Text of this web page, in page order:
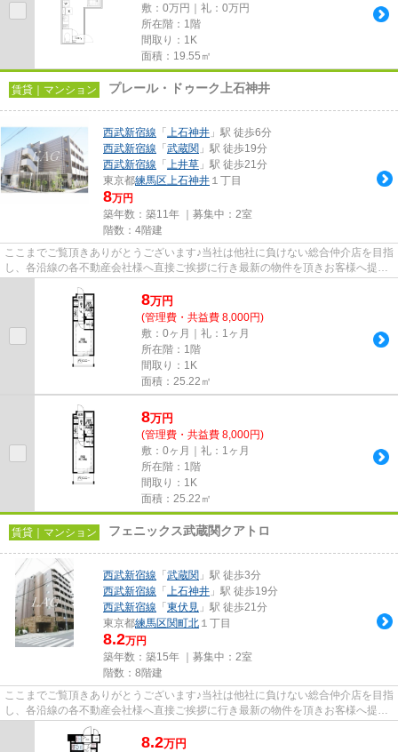
敷：0万円｜礼：0万円
所在階：1階
間取り：1K
面積：19.55㎡
賃貸｜マンション プレール・ドゥーク上石神井
西武新宿線 「 上石神井 」駅 徒歩6分
西武新宿線 「 武蔵関 」駅 徒歩19分
西武新宿線 「 上井草 」駅 徒歩21分
東京都練馬区上石神井 １丁目
8万円
築年数：築11年 ｜募集中： 2室
階数：4階建
ここまでご覧頂きありがとうございます♪当社は他社に負けない総合仲介店を目指
し、各沿線の各不動産会社様へ直接ご挨拶に行き最新の物件を頂きお客様へ提供
8万円
(管理費・共益費 8,000円)
敷：0ヶ月｜礼：1ヶ月
所在階：1階
間取り：1K
面積：25.22㎡
8万円
(管理費・共益費 8,000円)
敷：0ヶ月｜礼：1ヶ月
所在階：1階
間取り：1K
面積：25.22㎡
賃貸｜マンション フェニックス武蔵関クアトロ
西武新宿線 「 武蔵関 」駅 徒歩3分
西武新宿線 「 上石神井 」駅 徒歩19分
西武新宿線 「 東伏見 」駅 徒歩21分
東京都練馬区関町北 １丁目
8.2万円
築年数：築15年 ｜募集中： 2室
階数：8階建
ここまでご覧頂きありがとうございます♪当社は他社に負けない総合仲介店を目指
し、各沿線の各不動産会社様へ直接ご挨拶に行き最新の物件を頂きお客様へ提供
しております！最新の情報は...
8.2万円